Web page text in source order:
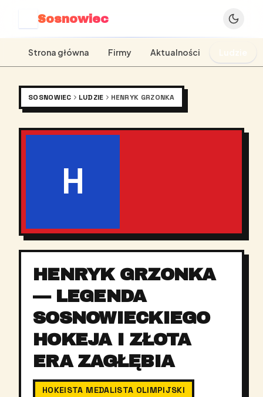
Sosnowiec
Strona główna Firmy Aktualności
SOSNOWIEC LUDZIE HENRYK GRZONKA
H
HENRYK GRZONKA
— LEGENDA
SOSNOWIECKIEGO
HOKEJA I ZŁOTA
ERA ZAGŁĘBIA
HOKEISTA MEDALISTA OLIMPIJSKI